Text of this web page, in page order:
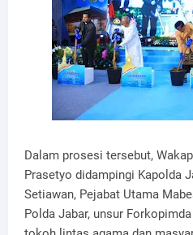
Dalam prosesi tersebut,
Prasetyo didampingi Kapolda
Setiawan, Pejabat Utama
Polda Jabar, unsur